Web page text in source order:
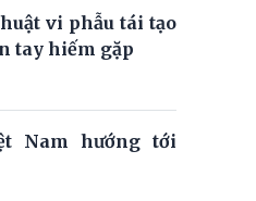
vi phẫu tái tạo
tay hiếm gặp
Nam hướng tới